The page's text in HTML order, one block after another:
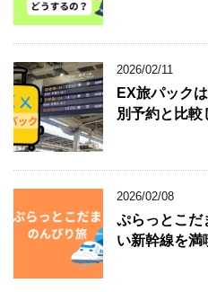
2026/02/11
EX旅パック
別予約と比較
2026/02/08
ぷらっとこだ
い新幹線を満